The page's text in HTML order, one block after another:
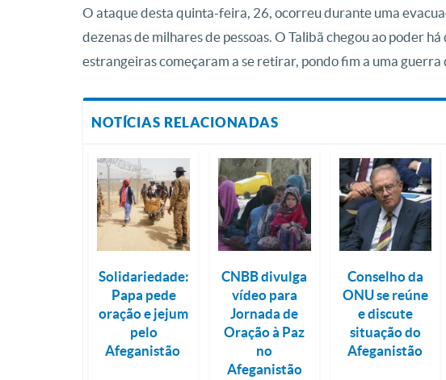
O ataque desta quinta-feira, 26, ocorreu durante uma
dezenas de milhares de pessoas. O Talibã chegou ao poder
estrangeiras começaram a se retirar, pondo fim a uma guerra
NOTÍCIAS RELACIONADAS
Solidariedade:
Papa pede
oração e jejum
pelo
Afeganistão
CNBB divulga
vídeo para
Jornada de
Oração à Paz
no
Afeganistão
Conselho da
ONU se reúne
e discute
situação do
Afeganistão